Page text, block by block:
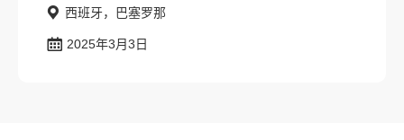
西班牙，巴塞罗那
2025年3月3日